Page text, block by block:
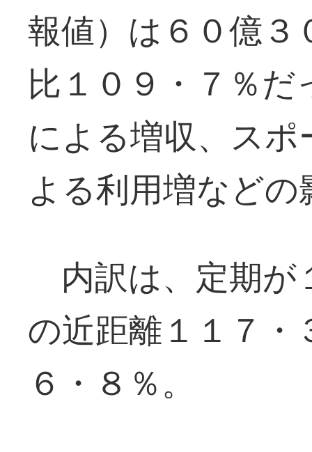
報値）は６０億３
比１０９・７％
による増収、ス
よる利用増などの
内訳は、定期が
の近距離１１７・
６・８％。